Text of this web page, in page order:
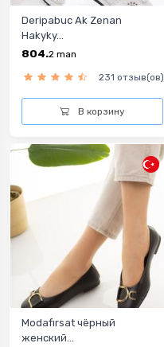
Deripabuc Ak Zenan
Hakyky...
804.2 man
231 отзыв(ов)
В корзину
Modafırsat чёрный
женский...